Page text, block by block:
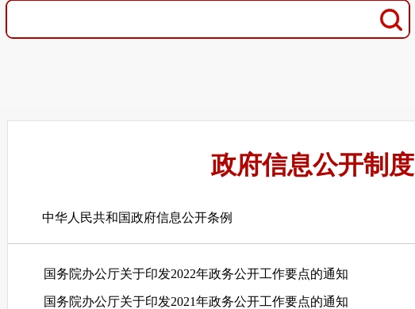
政府信息公开制度
中华人民共和国政府信息公开条例
国务院办公厅关于印发2022年政务公开工作要点的通知
国务院办公厅关于印发2021年政务公开工作要点的通知